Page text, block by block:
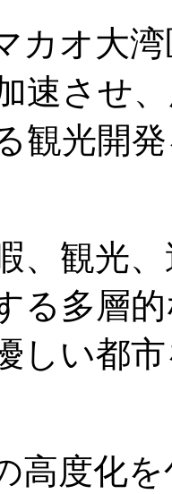
カオ大
速させ
観光開
、観光
る多層
しい都
高度化